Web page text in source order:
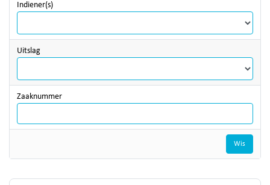
Indiener(s)
Uitslag
Zaaknummer
Wis